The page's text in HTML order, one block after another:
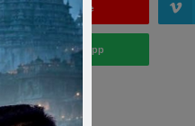
YouTube
WhatsApp